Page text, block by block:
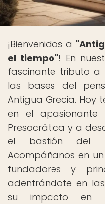
¡Bienvenidos a
el tiempo"! En
fascinante tributo a
las bases del
Antigua Grecia. Hoy
en el apasionante
Presocrática y a
el bastión del
Acompáñanos en
fundadores y
adentrándote en
su impacto en